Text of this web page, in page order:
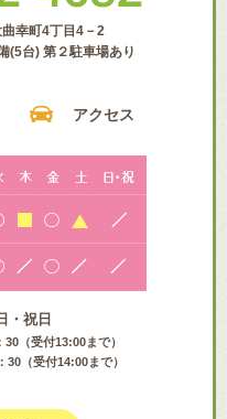
幸町4丁目4－2
(5台) 第２駐車場あり
アクセス
・祝日
（受付13:00まで）
（受付14:00まで）